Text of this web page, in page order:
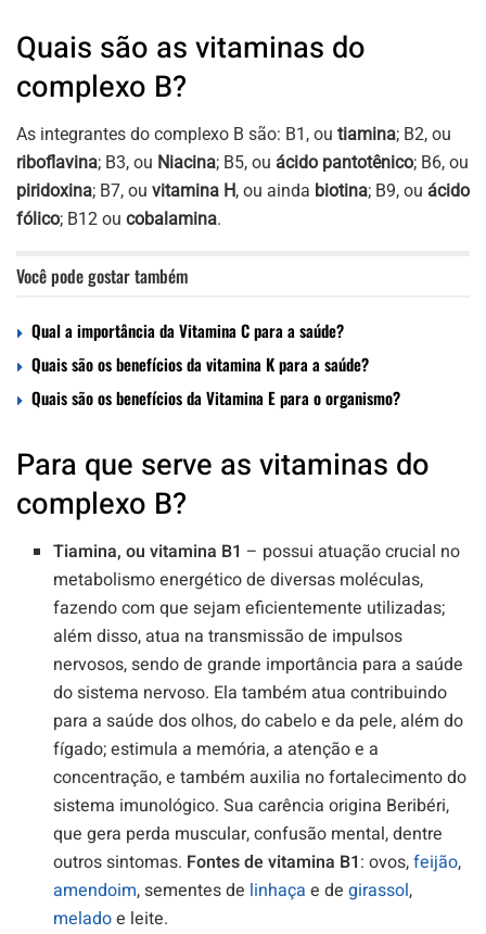
Quais são as vitaminas do
complexo B?
As integrantes do complexo B são: B1, ou tiamina; B2, ou
riboflavina; B3, ou Niacina; B5, ou ácido pantotênico; B6, ou
piridoxina; B7, ou vitamina H, ou ainda biotina; B9, ou ácido
fólico; B12 ou cobalamina.
Você pode gostar também
Qual a importância da Vitamina C para a saúde?
Quais são os benefícios da vitamina K para a saúde?
Quais são os benefícios da Vitamina E para o organismo?
Para que serve as vitaminas do
complexo B?
Tiamina, ou vitamina B1 – possui atuação crucial no
metabolismo energético de diversas moléculas,
fazendo com que sejam eficientemente utilizadas;
além disso, atua na transmissão de impulsos
nervosos, sendo de grande importância para a saúde
do sistema nervoso. Ela também atua contribuindo
para a saúde dos olhos, do cabelo e da pele, além do
fígado; estimula a memória, a atenção e a
concentração, e também auxilia no fortalecimento do
sistema imunológico. Sua carência origina Beribéri,
que gera perda muscular, confusão mental, dentre
outros sintomas. Fontes de vitamina B1: ovos,feijão,
amendoim, sementes de linhaça e degirassol,
meladoe leite.